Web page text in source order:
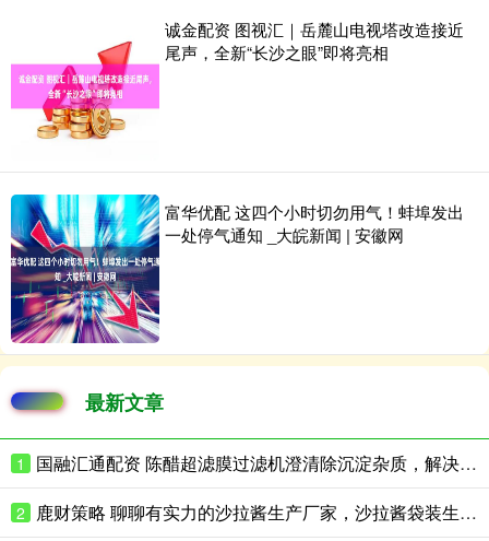
诚金配资 图视汇｜岳麓山电视塔改造接近
尾声，全新“长沙之眼”即将亮相
富华优配 这四个小时切勿用气！蚌埠发出
一处停气通知 _大皖新闻 | 安徽网
最新文章
1 国融汇通配资 陈醋超滤膜过滤机澄清除沉淀杂质，解决返浑难题
2 鹿财策略 聊聊有实力的沙拉酱生产厂家，沙拉酱袋装生产性价比高的推荐